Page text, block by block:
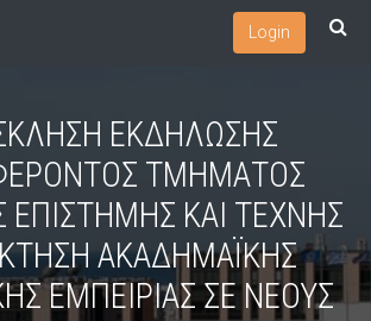
Login
ΕΚΔΗΛΩΣΗΣ
ΤΜΗΜΑΤΟΣ
ΕΠΙΣΤΗΜΗΣ ΚΑΙ ΤΕΧΝΗΣ
ΑΚΑΔΗΜΑΪΚΗΣ
ΕΜΠΕΙΡΙΑΣ ΣΕ ΝΕΟΥΣ